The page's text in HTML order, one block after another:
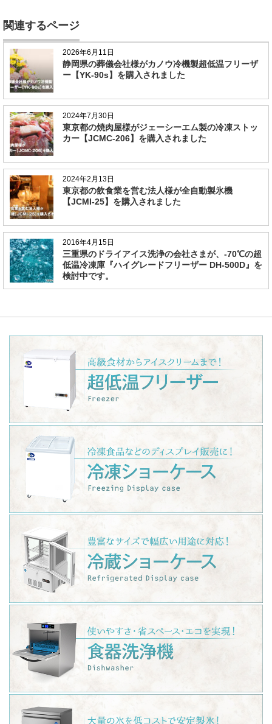
関連するページ
2026年6月11日
静岡県の葬儀会社様がカノウ冷機製超低温フリーザ
ー【YK-90s】を購入されました
2024年7月30日
東京都の焼肉屋様がジェーシーエム製の冷凍ストッ
カー【JCMC-206】を購入されました
2024年2月13日
東京都の飲食業を営む法人様が全自動製氷機
【JCMI-25】を購入されました
2016年4月15日
三重県のドライアイス洗浄の会社さまが、-70℃の超
低温冷凍庫『ハイグレードフリーザー DH-500D』を
検討中です。